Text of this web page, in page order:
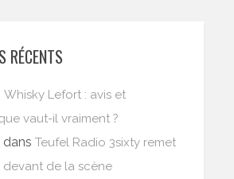
RÉCENTS
Whisky Lefort : avis et
vaut-il vraiment ?
dansTeufel Radio 3sixty remet
devant de la scène